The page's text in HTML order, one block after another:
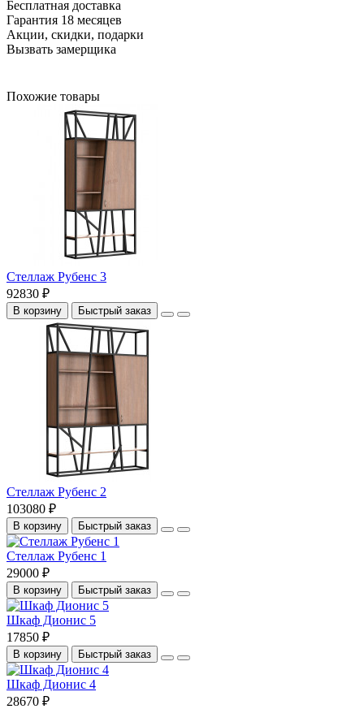
Бесплатная доставка
Гарантия 18 месяцев
Акции, скидки, подарки
Вызвать замерщика
Похожие товары
Стеллаж Рубенс 3
92830 ₽
В корзину Быстрый заказ
Стеллаж Рубенс 2
103080 ₽
В корзину Быстрый заказ
Стеллаж Рубенс 1
29000 ₽
В корзину Быстрый заказ
Шкаф Дионис 5
17850 ₽
В корзину Быстрый заказ
Шкаф Дионис 4
28670 ₽